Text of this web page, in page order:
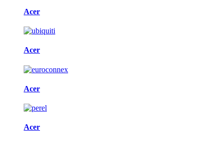
Acer
Acer
Acer
Acer